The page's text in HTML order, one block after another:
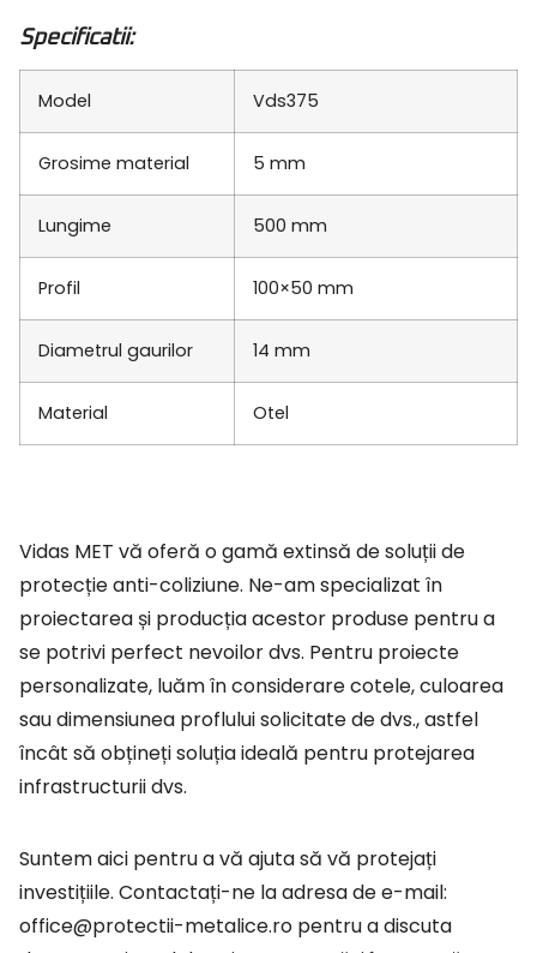
Specificatii:
Model Vds375
Grosime material 5 mm
Lungime 500 mm
Profil 100×50 mm
Diametrul gaurilor 14 mm
Material Otel
Vidas MET vă oferă o gamă extinsă de soluții de
protecție anti-coliziune. Ne-am specializat în
proiectarea și producția acestor produse pentru a
se potrivi perfect nevoilor dvs. Pentru proiecte
personalizate, luăm în considerare cotele, culoarea
sau dimensiunea proflului solicitate de dvs., astfel
încât să obțineți soluția ideală pentru protejarea
infrastructurii dvs.
Suntem aici pentru a vă ajuta să vă protejați
investițiile. Contactați-ne la adresa de e-mail:
office@protectii-metalice.ro pentru a discuta